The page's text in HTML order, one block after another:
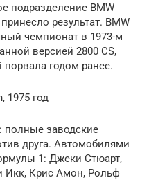
подразделение BMW
результат. BMW
чемпионат в 1973-м
версией 2800 CS,
годом ранее.
1975 год
полные заводские
друга. Автомобилями
1: Джеки Стюарт,
Икк, Крис Амон, Рольф